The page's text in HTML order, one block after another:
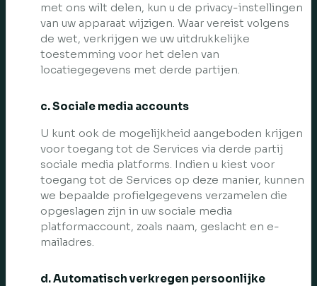
met ons wilt delen, kun u de privacy-instellingen
van uw apparaat wijzigen. Waar vereist volgens
de wet, verkrijgen we uw uitdrukkelijke
toestemming voor het delen van
locatiegegevens met derde partijen.
c. Sociale media accounts
U kunt ook de mogelijkheid aangeboden krijgen
voor toegang tot de Services via derde partij
sociale media platforms. Indien u kiest voor
toegang tot de Services op deze manier, kunnen
we bepaalde profielgegevens verzamelen die
opgeslagen zijn in uw sociale media
platformaccount, zoals naam, geslacht en e-
mailadres.
d. Automatisch verkregen persoonlijke